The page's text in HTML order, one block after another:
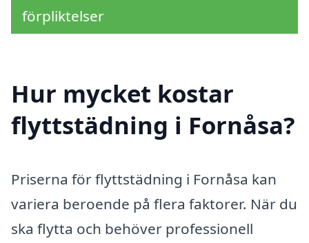
förpliktelser
Hur mycket kostar
flyttstädning i Fornåsa?
Priserna för flyttstädning i Fornåsa kan
variera beroende på flera faktorer. När du
ska flytta och behöver professionell